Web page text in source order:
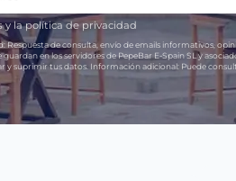
y lapolítica de privacidad
Respuesta de consulta, envío de emails informativos,
guardan en los servidores de PepeBar E-Spain SL y
y suprimir tus datos. Información adicional:Puede